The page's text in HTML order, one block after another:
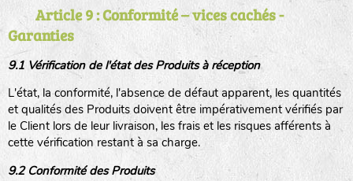
Article 9 : Conformité – vices cachés -
Garanties
9.1 Vérification de l'état des Produits à réception
L'état, la conformité, l'absence de défaut apparent, les quantités
et qualités des Produits doivent être impérativement vérifiés par
le Client lors de leur livraison, les frais et les risques afférents à
cette vérification restant à sa charge.
9.2 Conformité des Produits